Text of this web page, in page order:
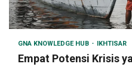
GNA KNOWLEDGE HUB IKHTISAR
Empat Potensi Krisis